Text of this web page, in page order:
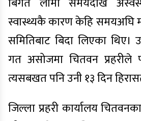
स्वास्थ्यकै कारण केहि समयअघि
समितिबाट बिदा लिएका
गत असोजमा चितवन प्रहरीले
त्यसबखत पनि उनी १३ दिन
जिल्ला प्रहरी कार्यालय